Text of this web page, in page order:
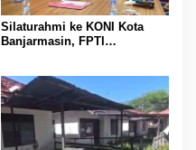
Silaturahmi ke KONI Kota
Banjarmasin, FPTI
Atlet Berprestasi